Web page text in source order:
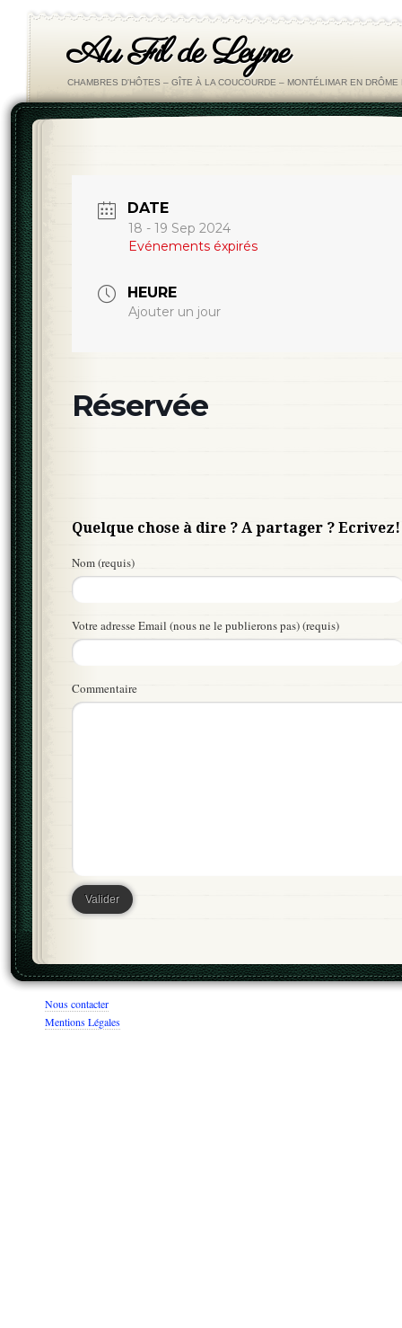
Au Fil de Leyne
CHAMBRES D'HÔTES – GÎTE À LA COUCOURDE – MONTÉLIMAR EN DRÔME
DATE
18 - 19 Sep 2024
Evénements éxpirés
HEURE
Ajouter un jour
Réservée
Quelque chose à dire ? A partager ? Ecrivez!
Nom (requis)
Votre adresse Email (nous ne le publierons pas) (requis)
Commentaire
Nous contacter
Mentions Légales